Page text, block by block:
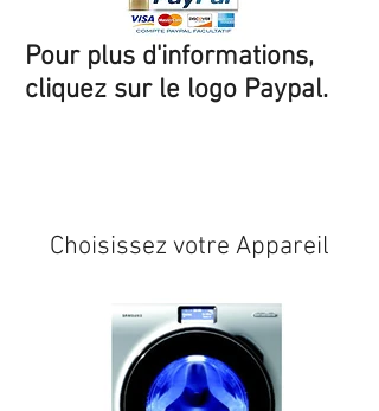
Pour plus d'informations,
cliquez sur le logo Paypal.
Choisissez votre Appareil